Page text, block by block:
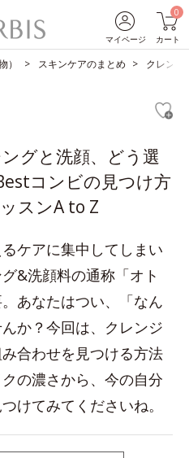
マイページ
0
カート
） スキンケアのまとめ クレンジ
グと洗顔、どう選
コンビの見つけ方
スンA to Z
ケアに集中してしまい
&洗顔料の通称「オト
あなたはつい、「なん
か？今回は、クレンジ
合わせを見つける方法
の濃さから、今の自分
けてみてくださいね。